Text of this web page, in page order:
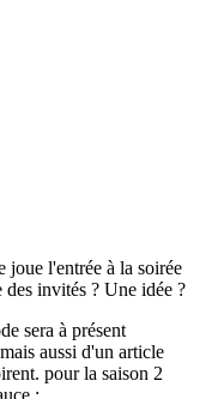
joue l'entrée à la soirée
invités ? Une idée ?
sera à présent
aussi d'un article
pour la saison 2
: